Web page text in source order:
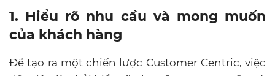
1. Hiểu rõ nhu cầu và mong muốn
của khách hàng
Để tạo ra một chiến lược Customer Centric, việc